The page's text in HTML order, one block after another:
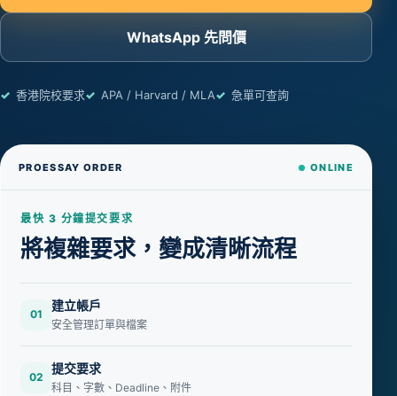
WhatsApp 先問價
香港院校要求 APA / Harvard / MLA 急單可查詢
PROESSAY ORDER ONLINE
最快 3 分鐘提交要求
將複雜要求，變成清晰流程
01
建立帳戶
安全管理訂單與檔案
02
提交要求
科目、字數、Deadline、附件